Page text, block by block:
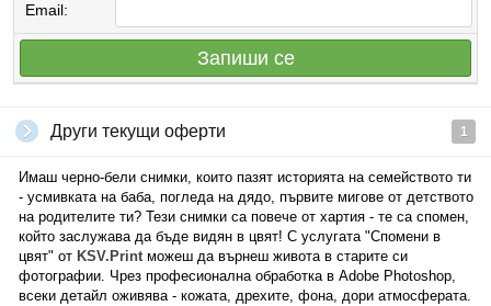
Email:
Запиши се
Други текущи оферти 1
Имаш черно-бели снимки, които пазят историята на семейството ти
- усмивката на баба, погледа на дядо, първите мигове от детството
на родителите ти? Тези снимки са повече от хартия - те са спомен,
който заслужава да бъде видян в цвят! С услугата "Спомени в
цвят" от KSV.Print можеш да върнеш живота в старите си
фотографии. Чрез професионална обработка в Adobe Photoshop,
всеки детайл оживява - кожата, дрехите, фона, дори атмосферата.